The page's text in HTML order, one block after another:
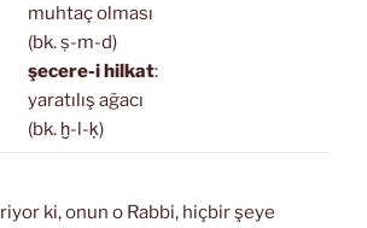
muhtaç olması
(bk. ṣ-m-d)
şecere-i hilkat:
yaratılış ağacı
(bk. ḫ-l-ḳ)
ki, onun o Rabbi, hiçbir şeye